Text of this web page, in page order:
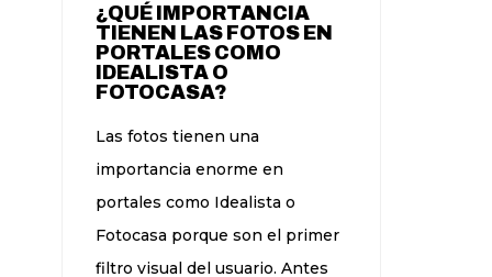
¿QUÉ IMPORTANCIA
TIENEN LAS FOTOS EN
PORTALES COMO
IDEALISTA O
FOTOCASA?
Las fotos tienen una
importancia enorme en
portales como Idealista o
Fotocasa porque son el primer
filtro visual del usuario. Antes